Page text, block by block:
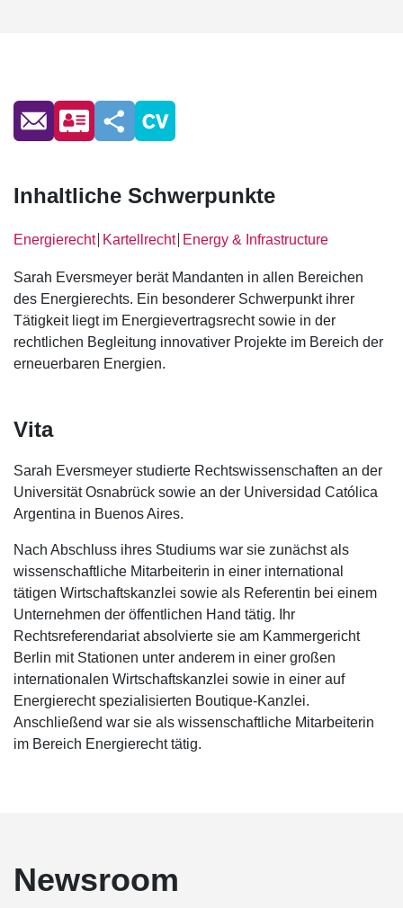
Inhaltliche Schwerpunkte
Energierecht│ Kartellrecht│ Energy & Infrastructure
Sarah Eversmeyer berät Mandanten in allen Bereichen
des Energierechts. Ein besonderer Schwerpunkt ihrer
Tätigkeit liegt im Energievertragsrecht sowie in der
rechtlichen Begleitung innovativer Projekte im Bereich der
erneuerbaren Energien.
Vita
Sarah Eversmeyer studierte Rechtswissenschaften an der
Universität Osnabrück sowie an der Universidad Católica
Argentina in Buenos Aires.
Nach Abschluss ihres Studiums war sie zunächst als
wissenschaftliche Mitarbeiterin in einer international
tätigen Wirtschaftskanzlei sowie als Referentin bei einem
Unternehmen der öffentlichen Hand tätig. Ihr
Rechtsreferendariat absolvierte sie am Kammergericht
Berlin mit Stationen unter anderem in einer großen
internationalen Wirtschaftskanzlei sowie in einer auf
Energierecht spezialisierten Boutique-Kanzlei.
Anschließend war sie als wissenschaftliche Mitarbeiterin
im Bereich Energierecht tätig.
Newsroom